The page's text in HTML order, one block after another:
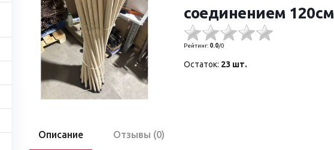
соединением 120см
Рейтинг: 0.0/0
Остаток: 23 шт.
Описание Отзывы (0)